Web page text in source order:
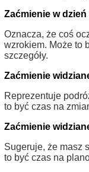
Zaćmienie w dzień
Oznacza, że coś
wzrokiem. Może to
szczegóły.
Zaćmienie
Reprezentuje
to być czas na
Zaćmienie
Sugeruje, że masz
to być czas na